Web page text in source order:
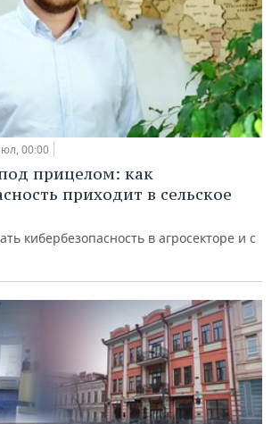
00:00
прицелом: как
приходит в сельское
кибербезопасность в агросекторе и с